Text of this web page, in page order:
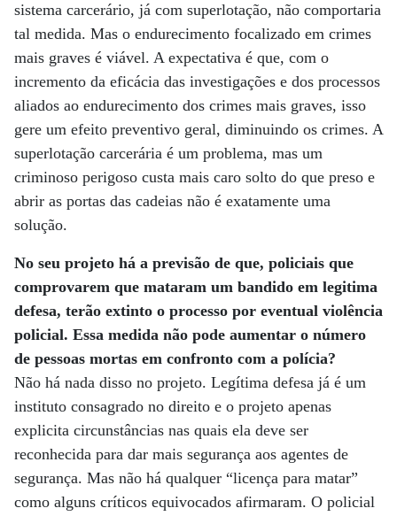
sistema carcerário, já com superlotação, não comportaria
tal medida. Mas o endurecimento focalizado em crimes
mais graves é viável. A expectativa é que, com o
incremento da eficácia das investigações e dos processos
aliados ao endurecimento dos crimes mais graves, isso
gere um efeito preventivo geral, diminuindo os crimes. A
superlotação carcerária é um problema, mas um
criminoso perigoso custa mais caro solto do que preso e
abrir as portas das cadeias não é exatamente uma
solução.
No seu projeto há a previsão de que, policiais que
comprovarem que mataram um bandido em legitima
defesa, terão extinto o processo por eventual violência
policial. Essa medida não pode aumentar o número
de pessoas mortas em confronto com a polícia?
Não há nada disso no projeto. Legítima defesa já é um
instituto consagrado no direito e o projeto apenas
explicita circunstâncias nas quais ela deve ser
reconhecida para dar mais segurança aos agentes de
segurança. Mas não há qualquer “licença para matar”
como alguns críticos equivocados afirmaram. O policial